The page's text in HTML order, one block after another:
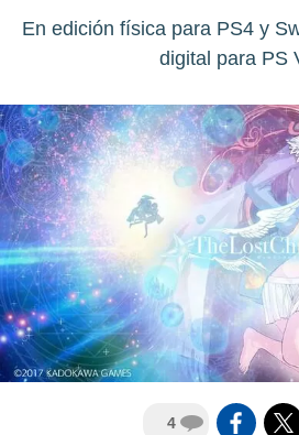
En edición física para PS4 y
digital para PS
4